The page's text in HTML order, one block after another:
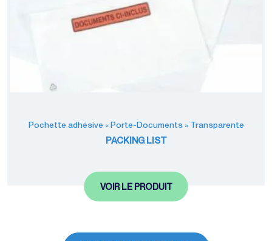
Pochette adhésive « Porte-Documents » Transparente
PACKING LIST
VOIR LE PRODUIT